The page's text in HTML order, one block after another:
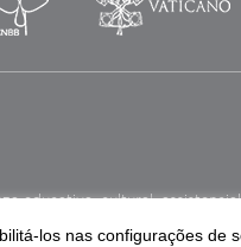
educativa, cultural,
los nas configurações de